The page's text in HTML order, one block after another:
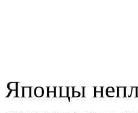
Японцы